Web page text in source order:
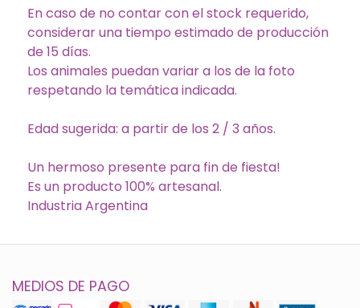
En caso de no contar con el stock requerido,
considerar una tiempo estimado de producción
de 15 días.
Los animales puedan variar a los de la foto
respetando la temática indicada.
Edad sugerida: a partir de los 2 / 3 años.
Un hermoso presente para fin de fiesta!
Es un producto 100% artesanal.
Industria Argentina
MEDIOS DE PAGO